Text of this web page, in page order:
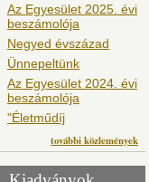
Az Egyesület 2025. évi
beszámolója
Negyed évszázad
Ünnepeltünk
Az Egyesület 2024. évi
beszámolója
"Életműdíj
további közlemények